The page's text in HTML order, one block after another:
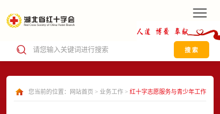
搜 索
您当前的位置： 网站首页 > 业务工作> 红十字志愿服务与青少年工作